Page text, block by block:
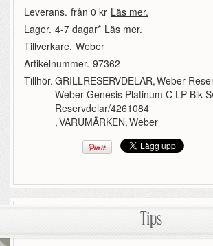
Leverans. från 0 kr Läs mer.
Lager. 4-7 dagar* Läs mer.
Tillverkare. Weber
Artikelnummer. 97362
Tillhör. GRILLRESERVDELAR,Weber
Weber Genesis Platinum C LP Blk
Reservdelar/4261084
,VARUMÄRKEN,Weber
Tips